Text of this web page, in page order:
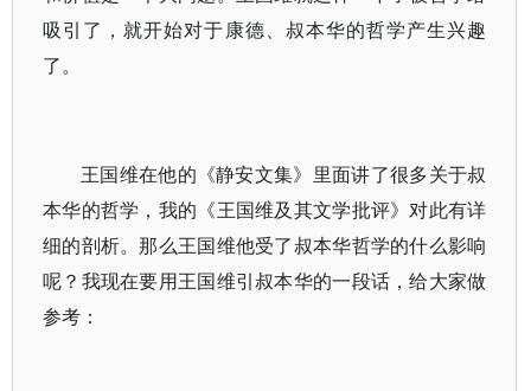
吸引了，就开始对于康德、叔本华的哲学产生兴趣
了。
王国维在他的《静安文集》里面讲了很多关于叔
本华的哲学，我的《王国维及其文学批评》对此有详
细的剖析。那么王国维他受了叔本华哲学的什么影响
呢？我现在要用王国维引叔本华的一段话，给大家做
参考：